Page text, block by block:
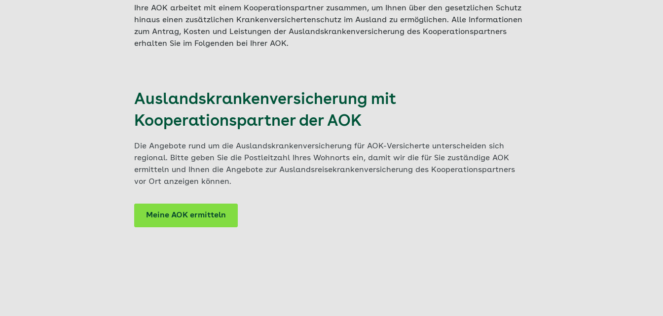
Ihre AOK arbeitet mit einem Kooperationspartner zusammen, um Ihnen über den gesetzlichen Schutz
hinaus einen zusätzlichen Krankenversichertenschutz im Ausland zu ermöglichen. Alle Informationen
zum Antrag, Kosten und Leistungen der Auslandskrankenversicherung des Kooperationspartners
erhalten Sie im Folgenden bei Ihrer AOK.
Auslandskrankenversicherung mit
Kooperationspartner der AOK
Die Angebote rund um die Auslandskrankenversicherung für AOK-Versicherte unterscheiden sich
regional. Bitte geben Sie die Postleitzahl Ihres Wohnorts ein, damit wir die für Sie zuständige AOK
ermitteln und Ihnen die Angebote zur Auslandsreisekrankenversicherung des Kooperationspartners
vor Ort anzeigen können.
Meine AOK ermitteln